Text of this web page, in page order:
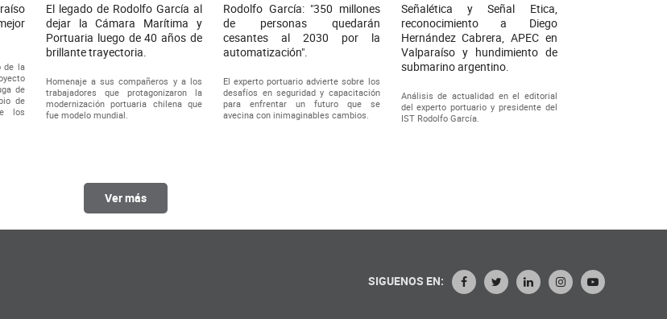
de la
de
de
los
El legado de Rodolfo García al
dejar la Cámara Marítima y
Portuaria luego de 40 años de
brillante trayectoria.
Homenaje a sus compañeros y a los
trabajadores que protagonizaron la
modernización portuaria chilena que
fue modelo mundial.
Rodolfo García: "350 millones
de personas quedarán
cesantes al 2030 por la
automatización".
El experto portuario advierte sobre los
desafíos en seguridad y capacitación
para enfrentar un futuro que se
avecina con inimaginables cambios.
Señalética y Señal Etica,
reconocimiento a Diego
Hernández Cabrera, APEC en
Valparaíso y hundimiento de
submarino argentino.
Análisis de actualidad en el editorial
del experto portuario y presidente del
IST Rodolfo García.
Ver más
SIGUENOS EN: